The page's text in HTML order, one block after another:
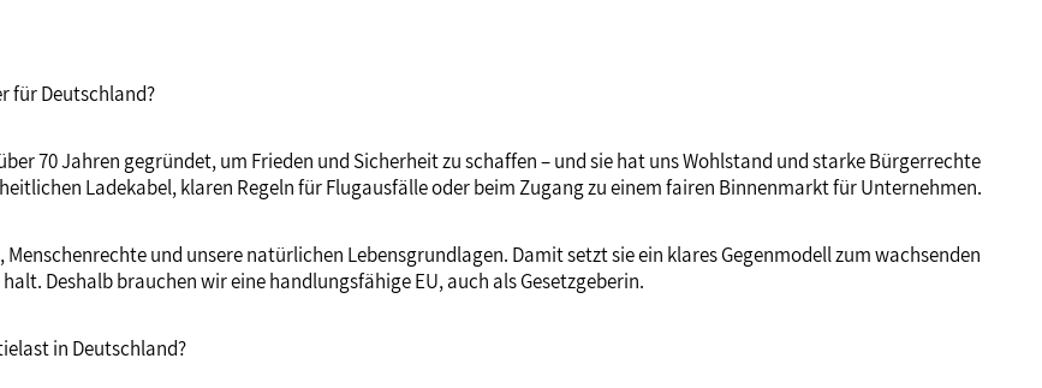
für Deutschland?
70 Jahren gegründet, um Frieden und Sicherheit zu schaffen – und sie hat uns Wohlstand und starke Bürgerrechte
Ladekabel, klaren Regeln für Flugausfälle oder beim Zugang zu einem fairen Binnenmarkt für Unternehmen.
und unsere natürlichen Lebensgrundlagen. Damit setzt sie ein klares Gegenmodell zum wachsenden
Deshalb brauchen wir eine handlungsfähige EU, auch als Gesetzgeberin.
in Deutschland?